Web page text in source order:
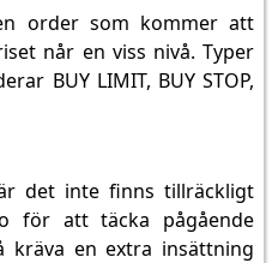
order som kommer att
når en viss nivå. Typer
BUY LIMIT, BUY STOP,
det inte finns tillräckligt
för att täcka pågående
kräva en extra insättning